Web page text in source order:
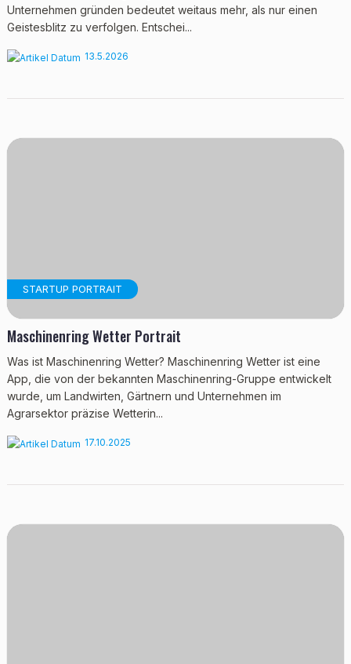
Unternehmen gründen bedeutet weitaus mehr, als nur einen
Geistesblitz zu verfolgen. Entschei...
13.5.2026
STARTUP PORTRAIT
Maschinenring Wetter Portrait
Was ist Maschinenring Wetter? Maschinenring Wetter ist eine
App, die von der bekannten Maschinenring-Gruppe entwickelt
wurde, um Landwirten, Gärtnern und Unternehmen im
Agrarsektor präzise Wetterin...
17.10.2025